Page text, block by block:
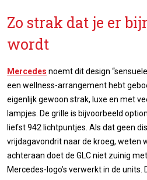
Zo strak dat je er
wordt
Mercedes noemt dit design
een wellness-arrangement hebt
eigenlijk gewoon strak, luxe en met
lampjes. De grille is bijvoorbeeld
liefst 942 lichtpuntjes. Als dat geen
vrijdagavondrit naar de kroeg, weten
achteraan doet de GLC niet zuinig
Mercedes-logo’s verwerkt in de units.